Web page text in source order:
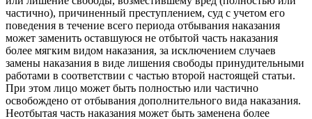
частично), причиненный преступлением, суд с учетом его
поведения в течение всего периода отбывания наказания
может заменить оставшуюся не отбытой часть наказания
более мягким видом наказания, за исключением случаев
замены наказания в виде лишения свободы принудительными
работами в соответствии с частью второй настоящей статьи.
При этом лицо может быть полностью или частично
освобождено от отбывания дополнительного вида наказания.
Неотбытая часть наказания может быть заменена более